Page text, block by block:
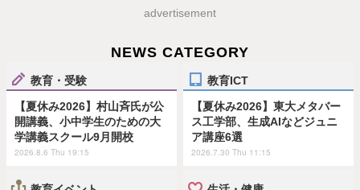
advertisement
NEWS CATEGORY
教育・受験
【夏休み2026】村山斉氏が公
開講義、小中学生のための大
学講義スクール9月開校
2026.8.6 Thu 19:15
教育ICT
【夏休み2026】東大メタバー
ス工学部、生成AIなどジュニ
ア講座6選
2026.7.30 Thu 11:15